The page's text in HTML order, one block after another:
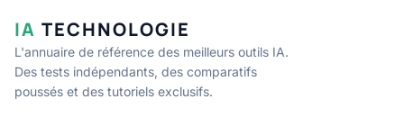
IA TECHNOLOGIE
L'annuaire de référence des meilleurs outils IA.
Des tests indépendants, des comparatifs
poussés et des tutoriels exclusifs.